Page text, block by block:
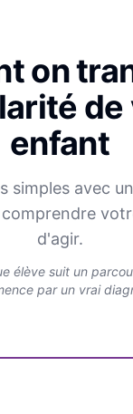
on
de
enfant
simples avec
d'agir.
élève suit un
par un vrai